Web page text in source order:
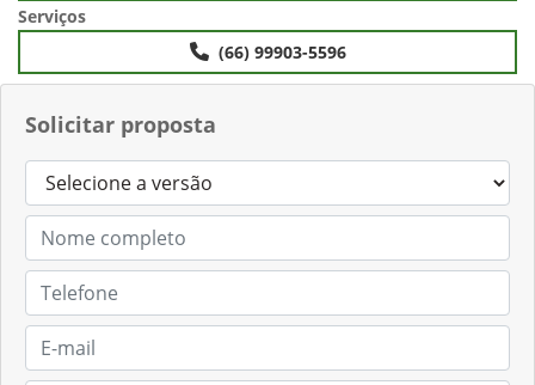
Solicitar proposta
Serviços
(66) 99903-5596